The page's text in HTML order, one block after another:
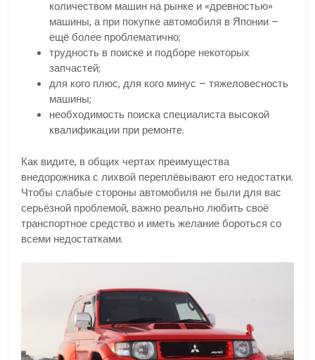
количеством машин на рынке и «древностью»
машины, а при покупке автомобиля в Японии –
ещё более проблематично;
трудность в поиске и подборе некоторых
запчастей;
для кого плюс, для кого минус – тяжеловесность
машины;
необходимость поиска специалиста высокой
квалификации при ремонте.
Как видите, в общих чертах преимущества
внедорожника с лихвой переплёвывают его недостатки.
Чтобы слабые стороны автомобиля не были для вас
серьёзной проблемой, важно реально любить своё
транспортное средство и иметь желание бороться со
всеми недостатками.